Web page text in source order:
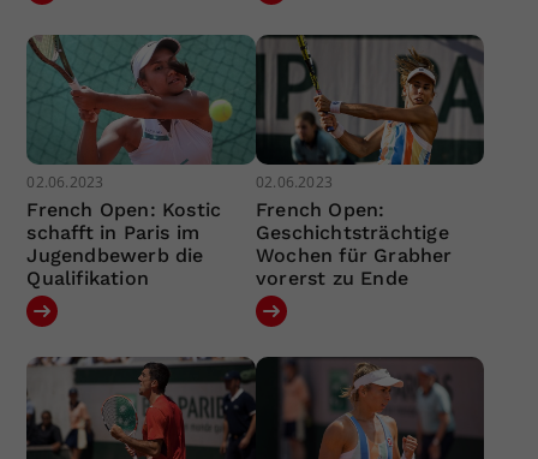
02.06.2023
French Open: Kostic
schafft in Paris im
Jugendbewerb die
Qualifikation
02.06.2023
French Open:
Geschichtsträchtige
Wochen für Grabher
vorerst zu Ende